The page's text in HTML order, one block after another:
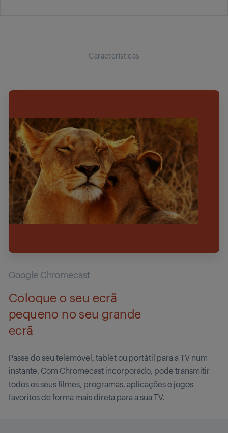
Características
Google Chromecast
Coloque o seu ecrã
pequeno no seu grande
ecrã
Passe do seu telemóvel, tablet ou portátil para a TV num
instante. Com Chromecast incorporado, pode transmitir
todos os seus filmes, programas, aplicações e jogos
favoritos de forma mais direta para a sua TV.